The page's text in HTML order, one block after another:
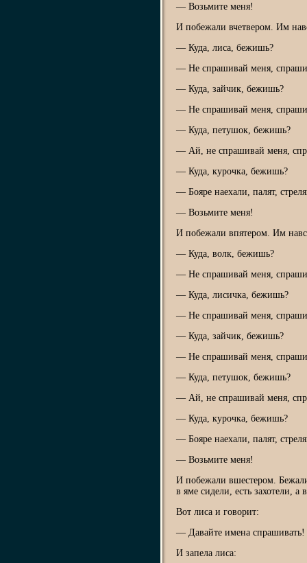
— Возьмите меня!
И побежали вчетвером. Им
— Куда, лиса, бежишь?
— Не спрашивай меня,
— Куда, зайчик, бежишь?
— Не спрашивай меня,
— Куда, петушок, бежишь?
— Ай, не спрашивай меня,
— Куда, курочка, бежишь?
— Бояре наехали, палят,
— Возьмите меня!
И побежали впятером. Им
— Куда, волк, бежишь?
— Не спрашивай меня,
— Куда, лисичка, бежишь?
— Не спрашивай меня,
— Куда, зайчик, бежишь?
— Не спрашивай меня,
— Куда, петушок, бежишь?
— Ай, не спрашивай меня,
— Куда, курочка, бежишь?
— Бояре наехали, палят,
— Возьмите меня!
И побежали вшестером.
в яме сидели, есть захотели, а
Вот лиса и говорит:
— Давайте имена
И запела лиса: